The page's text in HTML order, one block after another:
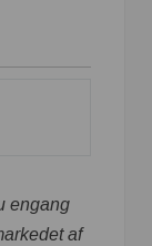
engang
af